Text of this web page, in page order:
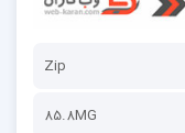
Zip
85.8MG